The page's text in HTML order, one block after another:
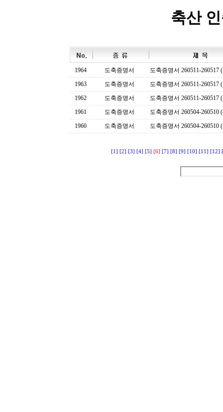
축산
1964 도축증명서
도축증명서 260511-260517
1963
도축증명서
도축증명서 260511-260517
1962
도축증명서
도축증명서 260511-260517
1961
도축증명서
도축증명서 260504-260510
1960
도축증명서 도축증명서 260504-260510
[1] [2] [3] [4] [5] [6] [7] [8] [9] [10] [11] [12]